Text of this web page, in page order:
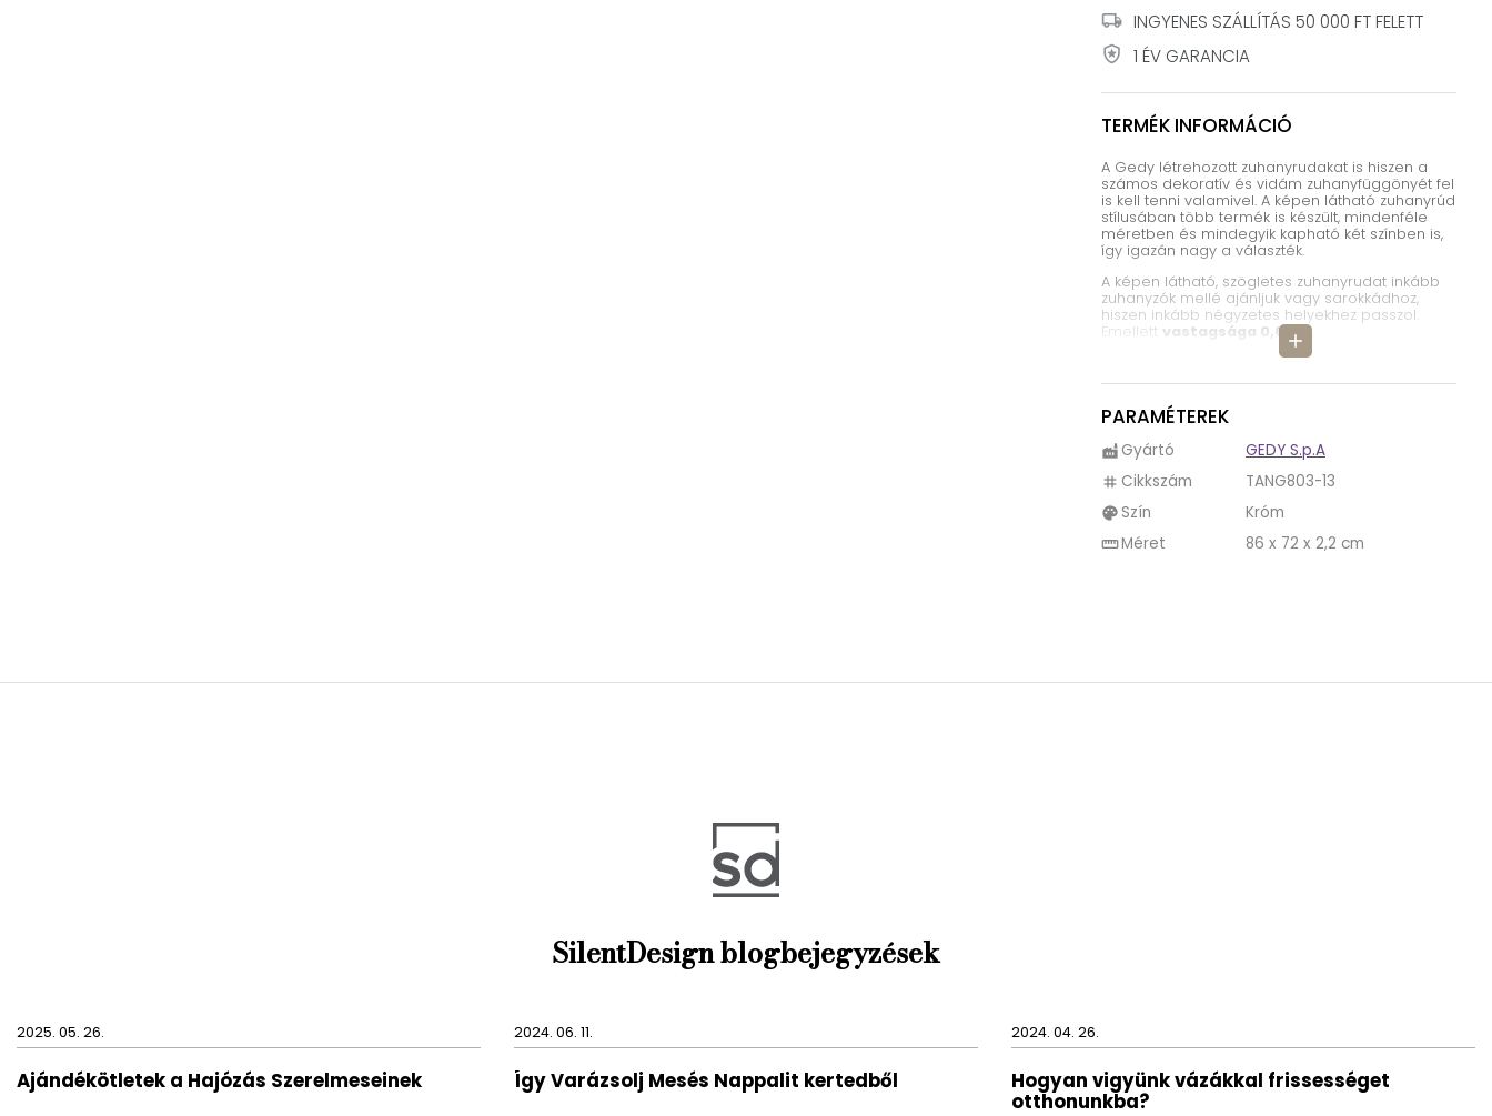
local_shipping INGYENES SZÁLLÍTÁS 50 000 FT FELETT
local_police 1 ÉV GARANCIA
TERMÉK INFORMÁCIÓ
add
A Gedy létrehozott zuhanyrudakat is hiszen a
számos dekoratív és vidám zuhanyfüggönyét fel
is kell tenni valamivel. A képen látható zuhanyrúd
stílusában több termék is készült, mindenféle
méretben és mindegyik kapható két színben is,
így igazán nagy a választék.
A képen látható, szögletes zuhanyrudat inkább
zuhanyzók mellé ajánljuk vagy sarokkádhoz,
hiszen inkább négyzetes helyekhez passzol.
Emellett vastagsága 0,6 cm
Két színben is kaphatóa TANG803 zuhanyrúd,
így választékunk is van. Ez a két szín afehér és a
színes, mintás is legyen a zuhanyfüggönyünk
nem fog elütni tőle a tartó.
Anyaga alumínium, ami nem elhanyagolható
tekintve, hogy ha a vízcseppek nem is érik el, de
a fürdőszobában mindig pára és nedvesség
uralkodik.
Anyag: alumínium
PARAMÉTEREK
factory Gyártó GEDY S.p.A
tag Cikkszám TANG803-13
palette Szín Króm
straightenMéret 86 x 72 x 2,2 cm
SilentDesign blogbejegyzések
2025. 05. 26.
Ajándékötletek a Hajózás Szerelmeseinek
2024. 06. 11.
Így Varázsolj Mesés Nappalit kertedből
2024. 04. 26.
Hogyan vigyünk vázákkal frissességet
otthonunkba?